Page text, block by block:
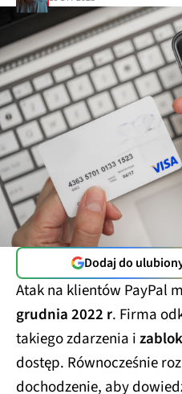
Dodaj do
Atak na klientów PayPal
grudnia 2022 r . Firma
takiego zdarzenia i
dostęp. Równocześnie
dochodzenie, aby